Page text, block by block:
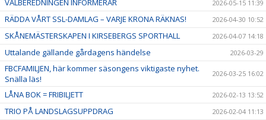
VALBEREDNINGEN INFORMERAR 2026-05-15 11:39
RÄDDA VÅRT SSL-DAMLAG – VARJE KRONA RÄKNAS! 2026-04-30 10:52
SKÅNEMÄSTERSKAPEN I KIRSEBERGS SPORTHALL 2026-04-07 14:18
Uttalande gällande gårdagens händelse 2026-03-29
FBCFAMILJEN, här kommer säsongens viktigaste nyhet.
Snälla läs!
2026-03-25 16:02
LÅNA BOK = FRIBILJETT 2026-02-13 13:52
TRIO PÅ LANDSLAGSUPPDRAG 2026-02-04 11:13